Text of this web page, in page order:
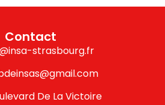
Contact
strasbourg.fr
De La Victoire